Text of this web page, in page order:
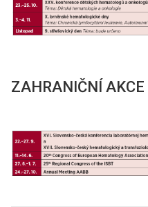
ZAHRANIČNÍ AKCE